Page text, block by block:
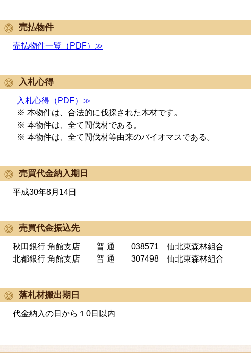
売払物件
売払物件一覧（PDF）≫
入札心得
入札心得（PDF）≫
※ 本物件は、合法的に伐採された木材です。
※ 本物件は、全て間伐材である。
※ 本物件は、全て間伐材等由来のバイオマスである。
売買代金納入期日
平成30年8月14日
売買代金振込先
秋田銀行 角館支店 普 通 038571 仙北東森林組合
北都銀行 角館支店 普 通 307498 仙北東森林組合
落札材搬出期日
代金納入の日から１0日以内